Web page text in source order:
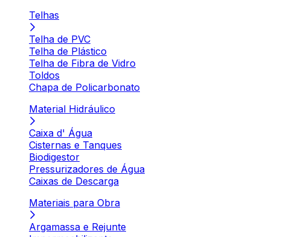
Telhas
Telha de PVC
Telha de Plástico
Telha de Fibra de Vidro
Toldos
Chapa de Policarbonato
Material Hidráulico
Caixa d' Água
Cisternas e Tanques
Biodigestor
Pressurizadores de Água
Caixas de Descarga
Materiais para Obra
Argamassa e Rejunte